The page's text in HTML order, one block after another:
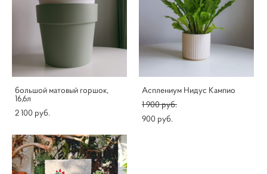
большой матовый горшок,
16,6л
2 100 pуб.
Асплениум Нидус Кампио
1 900 pуб.
900 pуб.